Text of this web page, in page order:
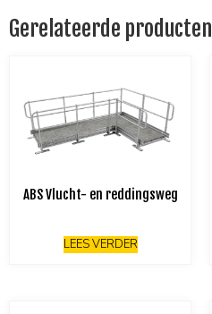
Gerelateerde producten
ABS Vlucht- en reddingsweg
LEES VERDER